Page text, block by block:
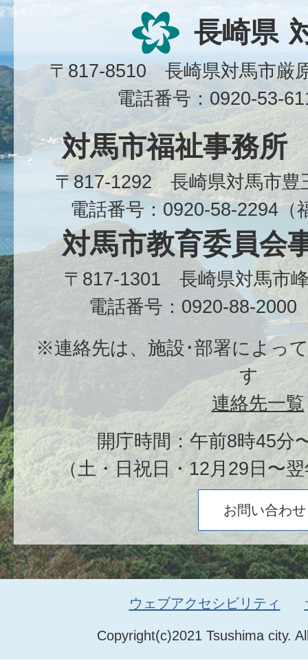
長崎県
〒817-8510 長崎県対馬市
電話番号：0920-53-
対馬市福祉事務所
〒817-1292 長崎県対馬市
電話番号：0920-58-2294（
対馬市教育委員会
〒817-1301 長崎県対馬市
電話番号：0920-88-2000
※連絡先は、施設･部署によっ
す
連絡先一覧
開庁時間：午前8時45分
（土・日祝日・12月29日〜
お問い合わせ
Copyright(c)2021 Tsushima city.
ウェブアクセシビリティ